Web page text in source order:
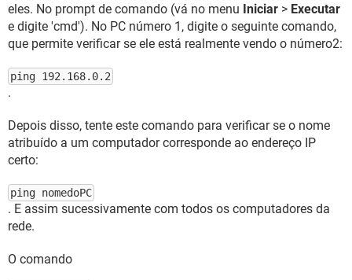
eles. No prompt de comando (vá no menu Iniciar > Executar
e digite 'cmd'). No PC número 1, digite o seguinte comando,
que permite verificar se ele está realmente vendo o número2:
ping 192.168.0.2
.
Depois disso, tente este comando para verificar se o nome
atribuído a um computador corresponde ao endereço IP
certo:
ping nomedoPC
. E assim sucessivamente com todos os computadores da
rede.
O comando